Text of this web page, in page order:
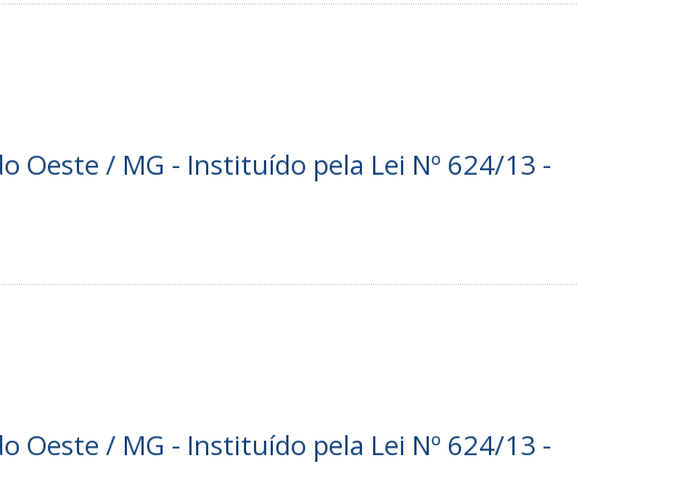
Oeste / MG - Instituído pela Lei Nº 624/13 -
Oeste / MG - Instituído pela Lei Nº 624/13 -